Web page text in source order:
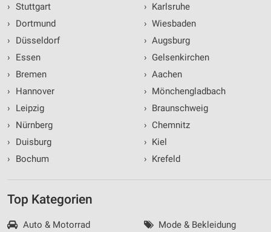
› Stuttgart
›
Dortmund
›
Düsseldorf
›
Essen
›
Bremen
›
Hannover
›
Leipzig
›
Nürnberg
›
Duisburg
›
Bochum
› Karlsruhe
› Wiesbaden
› Augsburg
› Gelsenkirchen
› Aachen
› Mönchengladbach
› Braunschweig
› Chemnitz
› Kiel
› Krefeld
Top Kategorien
Auto & Motorrad
Mode & Bekleidung